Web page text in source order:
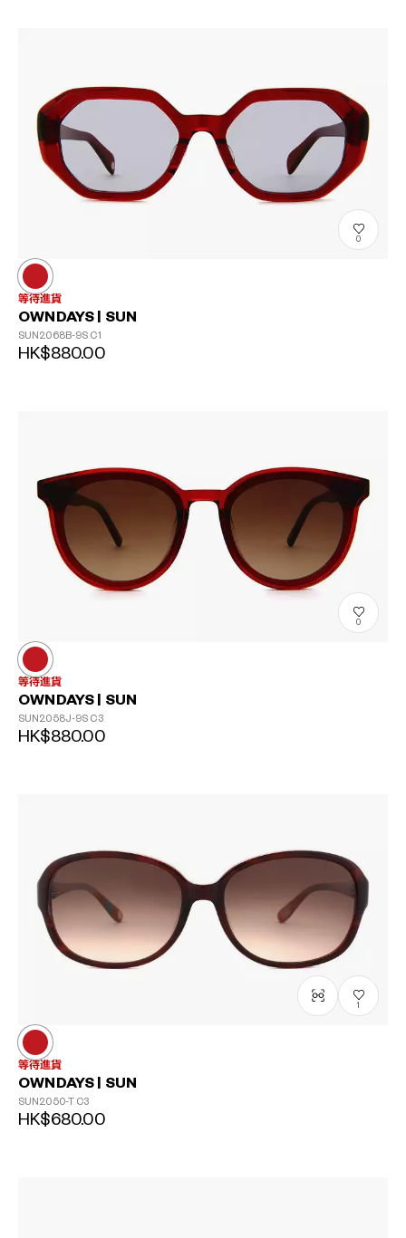
0
等待進貨
OWNDAYS | SUN
SUN2068B-9S C1
HK$880.00
0
等待進貨
OWNDAYS | SUN
SUN2058J-9S C3
HK$880.00
1
等待進貨
OWNDAYS | SUN
SUN2050-T C3
HK$680.00